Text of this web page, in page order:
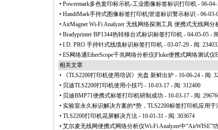
• Powermark多色套印标示机-工业图像标签标识打印机 - 06-
• HandiMark手持式图像标签打印机|管道标识警示标识 - 06-03-
•AirMagnet Wi-Fi Analyzer 无线网络探测工具 便携式无线网
• Bradyprinter BP1344热转移台式标识标签打印机 - 04-05-05 -
• I.D. PRO 手持针式线缆标识标签打印机 - 03-07-29 - 阅:
• ES网络通EtherScope千兆网络分析仪|Fluke便携式网络测试仪
相关文章
•
《TLS2200打印机使用培训》光盘 新鲜出炉 - 10-06-24 - 阅:
• 贝迪TLS2200打印机使用小技巧 - 10-03-17 - 阅: 312400
• 贝迪BMP71便携式标签打印机研制成功 - 10-03-17 - 阅:
• 实验室永久标识解决方案的*势，TLS2200标签打印机应用
• TLS2200打印机花屏解决方法 - 10-01-31 - 阅: 303674
• 艾尔麦无线网便携式网络分析仪Wi-Fi Analyzer中“AirWISE”